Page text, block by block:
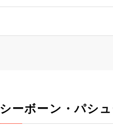
シーボーン・パシ